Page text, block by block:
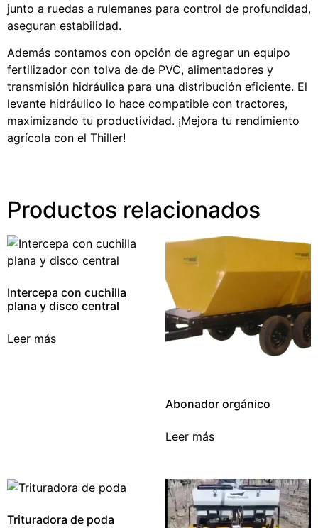
junto a ruedas a rulemanes para control de profundidad,
aseguran estabilidad.
Además contamos con opción de agregar un equipo
fertilizador con tolva de de PVC, alimentadores y
transmisión hidráulica para una distribución eficiente. El
levante hidráulico lo hace compatible con tractores,
maximizando tu productividad. ¡Mejora tu rendimiento
agrícola con el Thiller!
Productos relacionados
Intercepa con cuchilla
plana y disco central
Leer más
Abonador orgánico
Leer más
Trituradora de poda